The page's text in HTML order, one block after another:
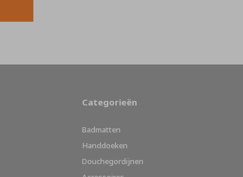
Categorieën
Badmatten
Handdoeken
Douchegordijnen